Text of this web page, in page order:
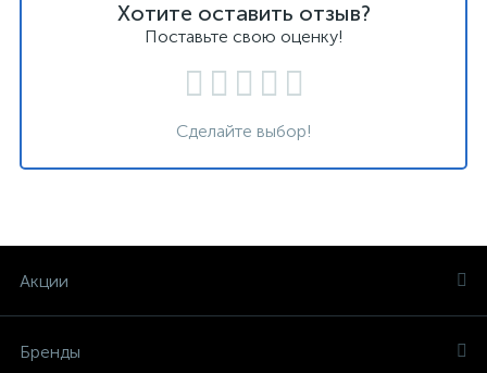
Хотите оставить отзыв?
Поставьте свою оценку!
Сделайте выбор!
Акции
Бренды